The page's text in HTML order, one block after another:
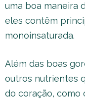
uma boa maneira
eles contêm
monoinsaturada.
Além das boas
outros nutrientes
do coração, como